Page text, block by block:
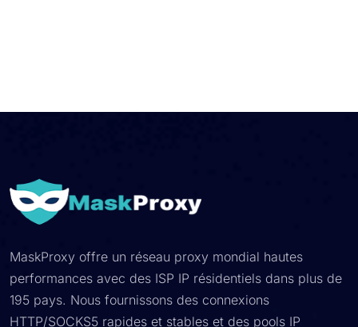
MaskProxy offre un réseau proxy mondial hautes
performances avec des ISP IP résidentiels dans plus de
195 pays. Nous fournissons des connexions
HTTP/SOCKS5 rapides et stables et des pools IP